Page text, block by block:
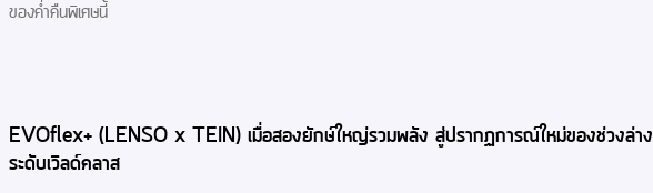
ของค่ำคืนพิเศษนี้
EVOflex+ (LENSO x TEIN) เมื่อสองยักษ์ใหญ่รวมพลัง สู่ปรากฏการณ์ใหม่ของช่วงล่าง
ระดับเวิลด์คลาส